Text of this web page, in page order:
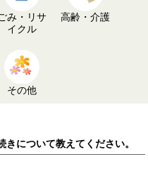
み・リサ
イクル
高齢・介護
その他
について教えてください。